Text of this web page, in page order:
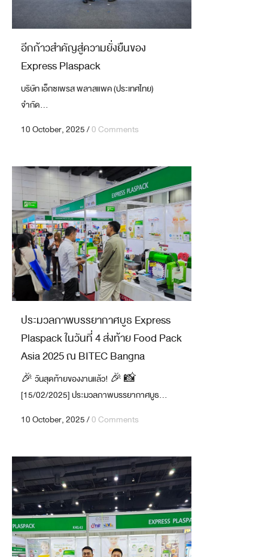
อีกก้าวสำคัญสู่ความยั่งยืนของ
Express Plaspack
บริษัท เอ็กซเพรส พลาสแพค (ประเทศไทย)
จำกัด...
10 October, 2025/0 Comments
ประมวลภาพบรรยากาศบูธ Express
Plaspack ในวันที่ 4 ส่งท้าย Food Pack
Asia 2025 ณ BITEC Bangna
🎉 วันสุดท้ายของงานแล้ว! 🎉 📸
[15/02/2025] ประมวลภาพบรรยากาศบูธ...
10 October, 2025/0 Comments